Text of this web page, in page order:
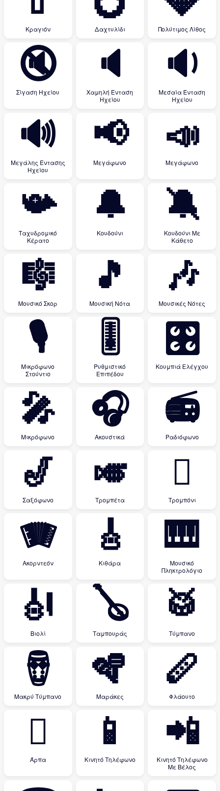
Κραγιόν Δαχτυλίδι Πολύτιμος Λίθος
🔇
Σίγαση Ηχείου
🔈
Χαμηλή Ένταση
Ηχείου
🔉
Μεσαία Ένταση
Ηχείου
🔊
Μεγάλης Έντασης
Ηχείου
📢
Μεγάφωνο
📣
Μεγάφωνο
📯
Ταχυδρομικό
Κέρατο
🔔
Κουδούνι
🔕
Κουδούνι Με
Κάθετο
🎼
Μουσικό Σκορ
🎵
Μουσική Νότα
🎶
Μουσικές Νότες
🎙
Μικρόφωνο
Στούντιο
🎚
Ρυθμιστικό
Επιπέδου
🎛
Κουμπιά Ελέγχου
🎤
Μικρόφωνο
🎧
Ακουστικά
📻
Ραδιόφωνο
🎷
Σαξόφωνο
🎺
Τρομπέτα
🪊
Τρομπόνι
🪗
Ακορντεόν
🎸
Κιθάρα
🎹
Μουσικό
Πληκτρολόγιο
🎻
Βιολί
🪕
Ταμπουράς
🥁
Τύμπανο
🪘
Μακρύ Τύμπανο
🪇
Μαράκες
🪈
Φλάουτο
🪉
Άρπα
📱
Κινητό Τηλέφωνο
📲
Κινητό Τηλέφωνο
Με Βέλος